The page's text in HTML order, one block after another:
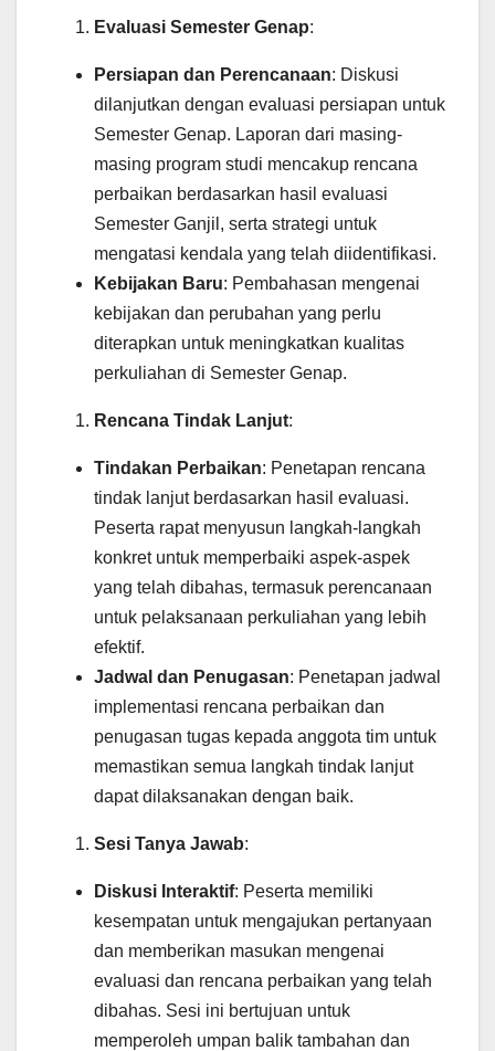
Evaluasi Semester Genap:
Persiapan dan Perencanaan: Diskusi
dilanjutkan dengan evaluasi persiapan untuk
Semester Genap. Laporan dari masing-
masing program studi mencakup rencana
perbaikan berdasarkan hasil evaluasi
Semester Ganjil, serta strategi untuk
mengatasi kendala yang telah diidentifikasi.
Kebijakan Baru: Pembahasan mengenai
kebijakan dan perubahan yang perlu
diterapkan untuk meningkatkan kualitas
perkuliahan di Semester Genap.
Rencana Tindak Lanjut:
Tindakan Perbaikan: Penetapan rencana
tindak lanjut berdasarkan hasil evaluasi.
Peserta rapat menyusun langkah-langkah
konkret untuk memperbaiki aspek-aspek
yang telah dibahas, termasuk perencanaan
untuk pelaksanaan perkuliahan yang lebih
efektif.
Jadwal dan Penugasan: Penetapan jadwal
implementasi rencana perbaikan dan
penugasan tugas kepada anggota tim untuk
memastikan semua langkah tindak lanjut
dapat dilaksanakan dengan baik.
Sesi Tanya Jawab:
Diskusi Interaktif: Peserta memiliki
kesempatan untuk mengajukan pertanyaan
dan memberikan masukan mengenai
evaluasi dan rencana perbaikan yang telah
dibahas. Sesi ini bertujuan untuk
memperoleh umpan balik tambahan dan